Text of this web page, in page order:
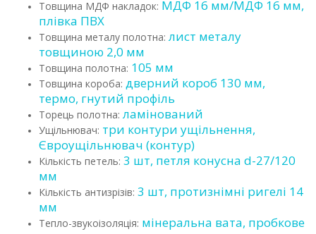
Товщина МДФ накладок: МДФ 16 мм/МДФ 16 мм,
плівка ПВХ
Товщина металу полотна: лист металу
товщиною 2,0 мм
Товщина полотна: 105 мм
Товщина короба: дверний короб 130 мм,
термо, гнутий профіль
Торець полотна: ламінований
Ущільнювач: три контури ущільнення,
Євроущільнювач (контур)
Кількість петель: 3 шт, петля конусна d-27/120
мм
Кількість антизрізів: 3 шт, протизнімні ригелі 14
мм
Тепло-звукоізоляція: мінеральна вата, пробкове